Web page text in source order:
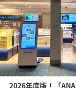
2026年度版！「ANA